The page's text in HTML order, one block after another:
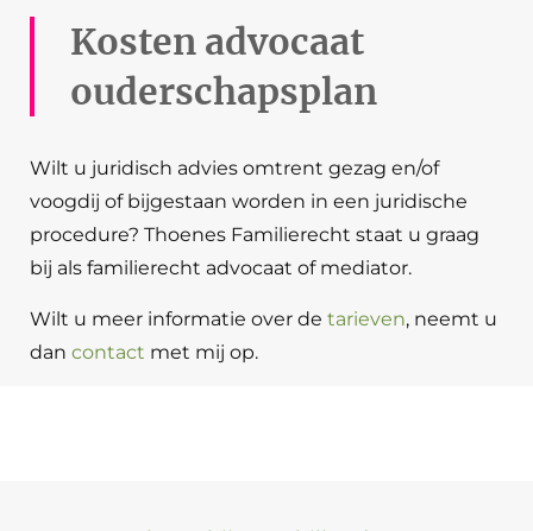
Kosten advocaat
ouderschapsplan
Wilt u juridisch advies omtrent gezag en/of
voogdij of bijgestaan worden in een juridische
procedure? Thoenes Familierecht staat u graag
bij als familierecht advocaat of mediator.
Wilt u meer informatie over de tarieven, neemt u
dan contact met mij op.